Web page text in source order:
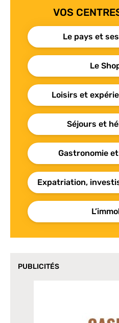
VOS
Le pays et
Le
Loisirs et
Séjours et
Gastronomie
Expatriation,
PUBLICITÉS